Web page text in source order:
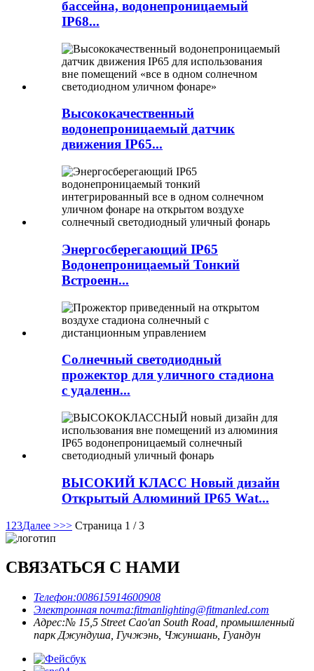
бассейна, водонепроницаемый
IP68...
Высококачественный
водонепроницаемый датчик
движения IP65...
Энергосберегающий IP65
Водонепроницаемый Тонкий
Встроенн...
Солнечный светодиодный
прожектор для уличного стадиона
с удаленн...
ВЫСОКИЙ КЛАСС Новый дизайн
Открытый Алюминий IP65 Wat...
1 23Далее >>> Страница 1 / 3
СВЯЗАТЬСЯ С НАМИ
Телефон:008615914600908
Электронная почта:fitmanlighting@fitmanled.com
Адрес:№ 15,5 Street Cao'an South Road, промышленный
парк Джундуша, Гучжэнь, Чжуншань, Гуандун